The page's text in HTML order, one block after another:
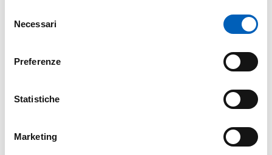
delNecessari
Preferenze
Statistiche
Marketing